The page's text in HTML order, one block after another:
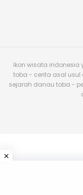
Ikon wisata
toba - cerita asal
sejarah danau toba -